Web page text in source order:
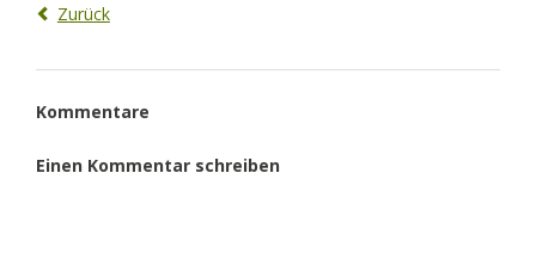
Zurück
Kommentare
Einen Kommentar schreiben